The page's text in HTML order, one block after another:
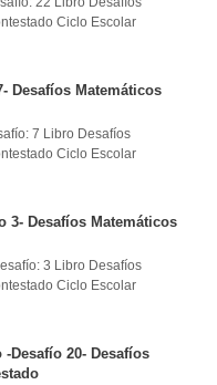
Ciclo Escolar
Desafíos Matemáticos
7 Libro Desafíos
Ciclo Escolar
3- Desafíos Matemáticos
3 Libro Desafíos
Ciclo Escolar
Desafío 20- Desafíos